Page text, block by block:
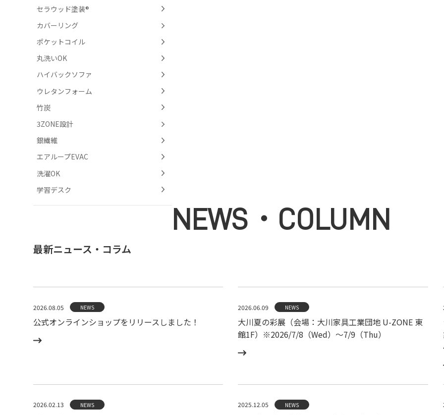
セラウッド塗装®
カバーリング
ポケットコイル
丸洗いOK
ハイバックソファ
ウレタンフォーム
竹炭
3ZONE設計
銀繊維
エアループEVAC
洗濯OK
学習デスク
NEWS・COLUMN
最新ニュース・コラム
2026.08.05 NEWS
公式オンラインショップをリリースしました！
2026.06.09 NEWS
大川夏の彩展（会場：大川家具工業団地 U-ZONE 東
館1F）※2026/7/8（Wed）〜7/9（Thu）
2026.02.13 NEWS 2025.12.05 NEWS